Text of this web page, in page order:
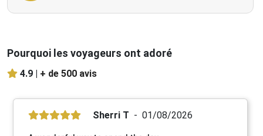
Pourquoi les voyageurs ont adoré
4.9 | + de 500 avis
Sherri T 01/08/2026